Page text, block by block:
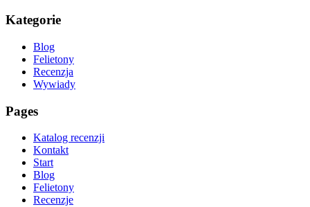
Kategorie
Blog
Felietony
Recenzja
Wywiady
Pages
Katalog recenzji
Kontakt
Start
Blog
Felietony
Recenzje